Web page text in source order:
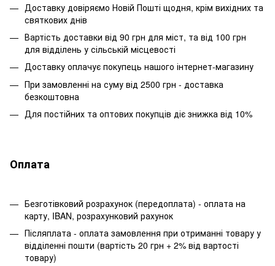
Доставку довіряємо Новій Пошті щодня, крім вихідних та
святкових днів
Вартість доставки від 90 грн для міст, та від 100 грн
для відділень у сільській місцевості
Доставку оплачує покупець нашого інтернет-магазину
При замовленні на суму від 2500 грн - доставка
безкоштовна
Для постійних та оптових покупців діє знижка від 10%
Оплата
Безготівковий розрахунок (передоплата) - оплата на
карту, IBAN, розрахунковий рахунок
Післяплата - оплата замовлення при отриманні товару у
відділенні пошти (вартість 20 грн + 2% від вартості
товару)